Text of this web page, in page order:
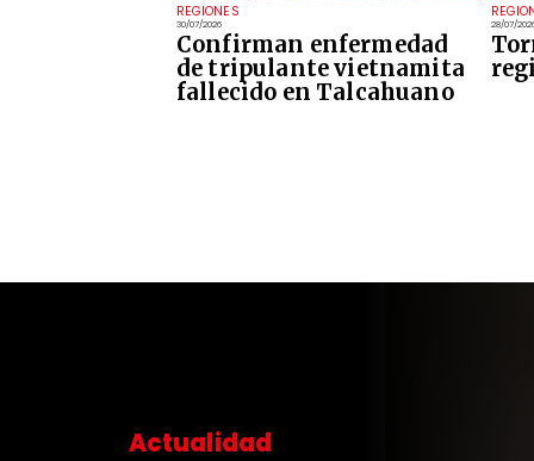
REGIONES
30/07/2026
Confirman enfermedad
de tripulante vietnamita
fallecido en Talcahuano
28/07/
Actualidad